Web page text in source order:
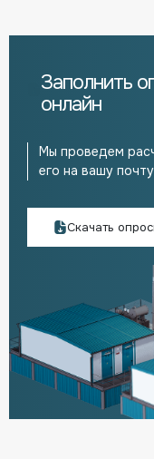
Заполнить
онлайн
Мы проведем
его на вашу
Скачать